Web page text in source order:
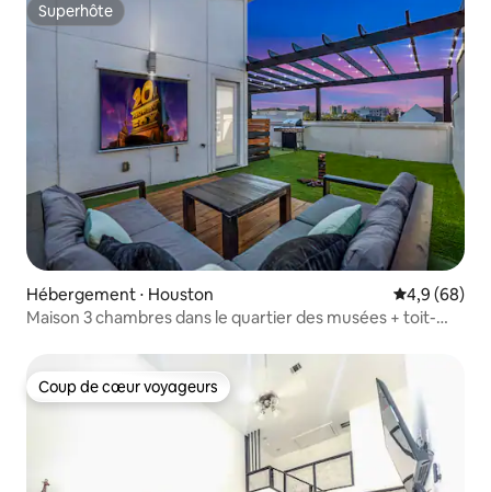
Superhôte
Superhôte
Hébergement ⋅ Houston Évaluation
4,9 (68)
Maison 3 chambres dans le quartier des musées + toit-
Coup de cœur voyageurs
Coup de cœur voyageurs